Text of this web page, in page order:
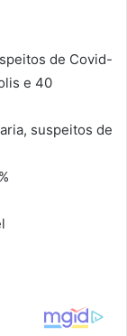
de Covid-
e 40
suspeitos de